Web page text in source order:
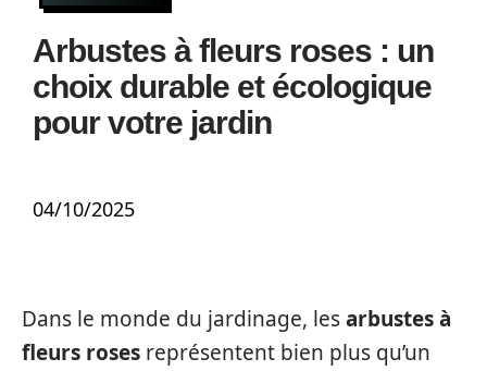
Arbustes à fleurs roses : un
choix durable et écologique
pour votre jardin
04/10/2025
Dans le monde du jardinage, lesarbustes à
fleurs roses représentent bien plus qu’un